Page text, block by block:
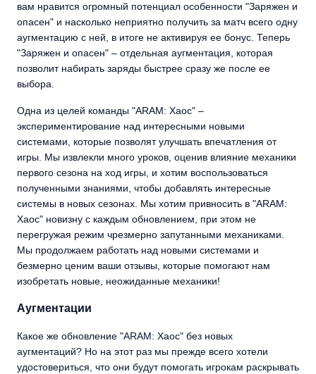
вам нравится огромный потенциал особенности "Заряжен и
опасен" и насколько неприятно получить за матч всего одну
аугментацию с ней, в итоге не активируя ее бонус. Теперь
"Заряжен и опасен" – отдельная аугментация, которая
позволит набирать заряды быстрее сразу же после ее
выбора.
Одна из целей команды "ARAM: Хаос" –
экспериментирование над интересными новыми
системами, которые позволят улучшать впечатления от
игры. Мы извлекли много уроков, оценив влияние механики
первого сезона на ход игры, и хотим воспользоваться
полученными знаниями, чтобы добавлять интересные
системы в новых сезонах. Мы хотим привносить в "ARAM:
Хаос" новизну с каждым обновлением, при этом не
перегружая режим чрезмерно запутанными механиками.
Мы продолжаем работать над новыми системами и
безмерно ценим ваши отзывы, которые помогают нам
изобретать новые, неожиданные механики!
Аугментации
Какое же обновление "ARAM: Хаос" без новых
аугментаций? Но на этот раз мы прежде всего хотели
удостовериться, что они будут помогать игрокам раскрывать